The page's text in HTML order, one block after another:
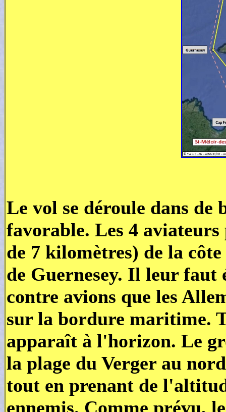
Le vol se déroule dans de
favorable. Les 4 aviateurs
de 7 kilomètres) de la
de Guernesey. Il leur faut
contre avions que les
sur la bordure maritime.
apparaît à l'horizon. Le
la plage du Verger au
tout en prenant de
ennemis. Comme prévu,